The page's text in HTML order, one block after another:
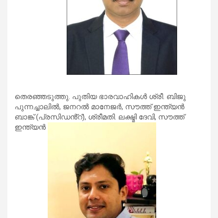
തെരഞ്ഞടുത്തു. പുതിയ ഭാരവാഹികൾ ശ്രീ. ബിജു
പുന്നച്ചാലിൽ, ജനറൽ മാനേജർ, സൗത്ത് ഇന്ത്യൻ
ബാങ്ക് (പ്രസിഡൻ്റ്), ശ്രീമതി. ലക്ഷ്മി ദേവി, സൗത്ത്
ഇന്ത്യൻ